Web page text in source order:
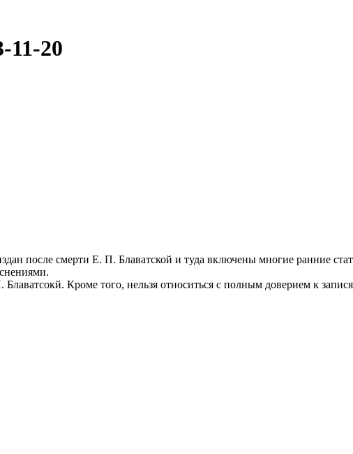
11-20
после смерти Е. П. Блаватской и туда включены многие ранние
Кроме того, нельзя относиться с полным доверием к